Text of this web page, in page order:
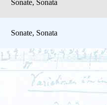
Sonate, Sonata
Sonate, Sonata